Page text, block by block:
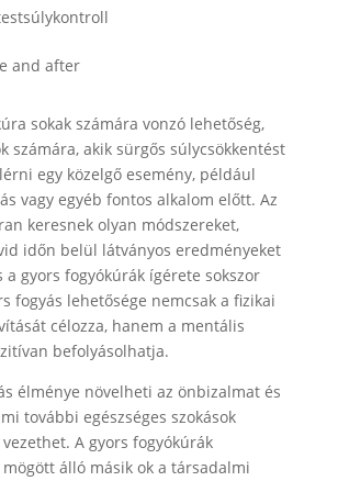
sokak számára vonzó lehetőség,
számára, akik sürgős súlycsökkentést
egy közelgő esemény, például
vagy egyéb fontos alkalom előtt. Az
keresnek olyan módszereket,
időn belül látványos eredményeket
a gyors fogyókúrák ígérete sokszor
fogyás lehetősége nemcsak a fizikai
célozza, hanem a mentális
befolyásolhatja.
élménye növelheti az önbizalmat és
további egészséges szokások
A gyors fogyókúrák
álló másik ok a társadalmi